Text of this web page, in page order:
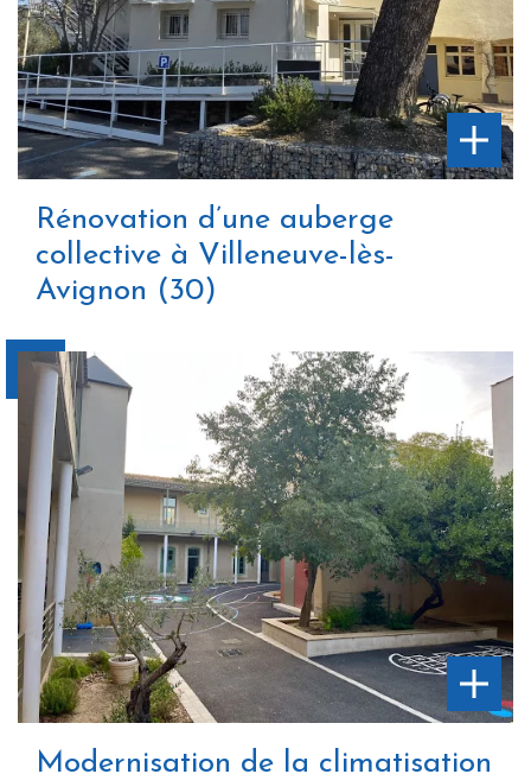
Rénovation d’une auberge
collective à Villeneuve-lès-
Avignon (30)
Modernisation de la climatisation